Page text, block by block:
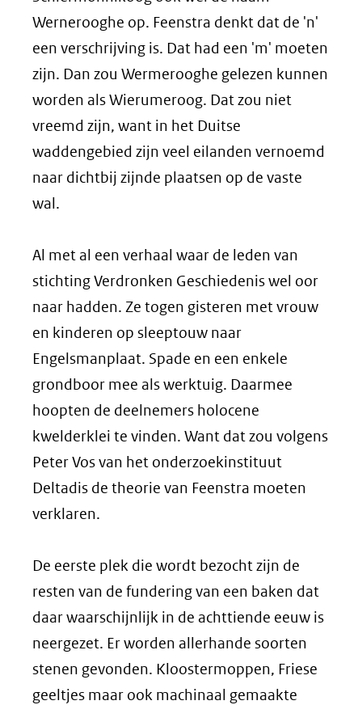
Wernerooghe op. Feenstra denkt dat de 'n'
een verschrijving is. Dat had een 'm' moeten
zijn. Dan zou Wermerooghe gelezen kunnen
worden als Wierumeroog. Dat zou niet
vreemd zijn, want in het Duitse
waddengebied zijn veel eilanden vernoemd
naar dichtbij zijnde plaatsen op de vaste
wal.
Al met al een verhaal waar de leden van
stichting Verdronken Geschiedenis wel oor
naar hadden. Ze togen gisteren met vrouw
en kinderen op sleeptouw naar
Engelsmanplaat. Spade en een enkele
grondboor mee als werktuig. Daarmee
hoopten de deelnemers holocene
kwelderklei te vinden. Want dat zou volgens
Peter Vos van het onderzoekinstituut
Deltadis de theorie van Feenstra moeten
verklaren.
De eerste plek die wordt bezocht zijn de
resten van de fundering van een baken dat
daar waarschijnlijk in de achttiende eeuw is
neergezet. Er worden allerhande soorten
stenen gevonden. Kloostermoppen, Friese
geeltjes maar ook machinaal gemaakte